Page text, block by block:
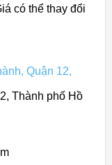
có thể thay đổi
Quận 12,
Thành phố Hồ